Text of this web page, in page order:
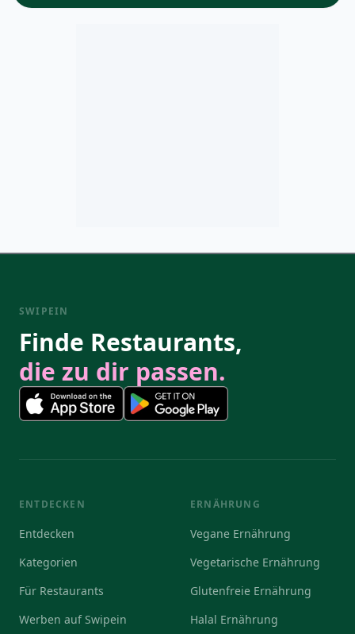
SWIPEIN
Finde Restaurants,
die zu dir passen.
ENTDECKEN
Entdecken
Kategorien
Für Restaurants
Werben auf Swipein
ERNÄHRUNG
Vegane Ernährung
Vegetarische Ernährung
Glutenfreie Ernährung
Halal Ernährung